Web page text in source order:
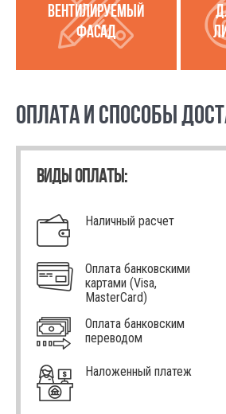
ВЕНТИЛИРУЕМЫЙ
ФАСАД
ОПЛАТА И СПОСОБЫ
ВИДЫ ОПЛАТЫ:
Наличный расчет
Оплата банковскими
картами (Visa,
MasterCard)
Оплата банковским
переводом
Наложенный платеж